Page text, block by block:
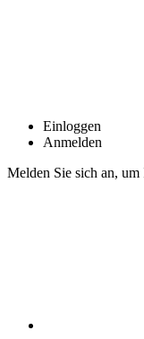
Einloggen
Anmelden
Melden Sie sich an,